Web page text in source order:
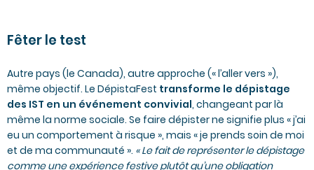
Fêter le test
Autre pays (le Canada), autre approche (« l’aller vers »),
même objectif. Le DépistaFest transforme le dépistage
des IST en un événement convivial, changeant par là
même la norme sociale. Se faire dépister ne signifie plus « j’ai
eu un comportement à risque », mais « je prends soin de moi
et de ma communauté ». « Le fait de représenter le dépistage
comme une expérience festive plutôt qu’une obligation